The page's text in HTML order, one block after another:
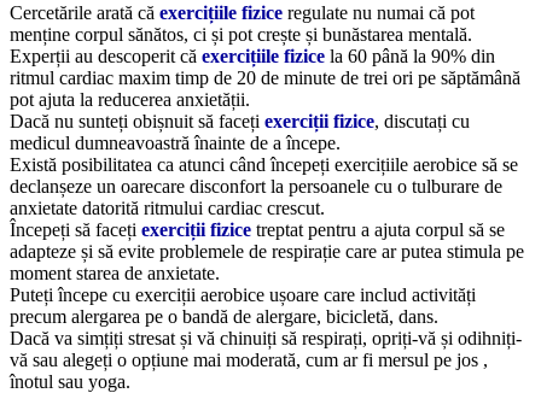
Cercetările arată că exercițiile fizice regulate nu numai că pot
menține corpul sănătos, ci și pot crește și bunăstarea mentală.
Experții au descoperit că exercițiile fizice la 60 până la 90% din
ritmul cardiac maxim timp de 20 de minute de trei ori pe săptămână
pot ajuta la reducerea anxietății.
Dacă nu sunteți obișnuit să faceți exerciții fizice, discutați cu
medicul dumneavoastră înainte de a începe.
Există posibilitatea ca atunci când începeți exercițiile aerobice să se
declanșeze un oarecare disconfort la persoanele cu o tulburare de
anxietate datorită ritmului cardiac crescut.
Începeți să faceți exerciții fizice treptat pentru a ajuta corpul să se
adapteze și să evite problemele de respirație care ar putea stimula pe
moment starea de anxietate.
Puteți începe cu exerciții aerobice ușoare care includ activități
precum alergarea pe o bandă de alergare, bicicletă, dans.
Dacă va simțiți stresat și vă chinuiți să respirați, opriți-vă și odihniți-
vă sau alegeți o opțiune mai moderată, cum ar fi mersul pe jos ,
înotul sau yoga.